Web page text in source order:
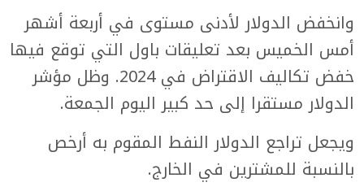
وانخفض الدولار لأدنى مستوى في أربعة أشهر
أمس الخميس بعد تعليقات باول التي توقع فيها
خفض تكاليف الاقتراض في 2024. وظل مؤشر
الدولار مستقرا إلى حد كبير اليوم الجمعة.
ويجعل تراجع الدولار النفط المقوم به أرخص
بالنسبة للمشترين في الخارج.